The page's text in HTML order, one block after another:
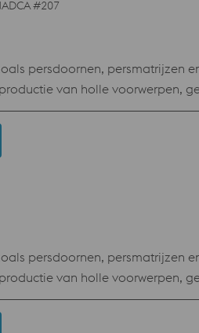
#207
persdoornen, persmatrijzen
van holle voorwerpen,
inzetstukken voor
persdoornen, persmatrijzen
van holle voorwerpen,
inzetstukken voor